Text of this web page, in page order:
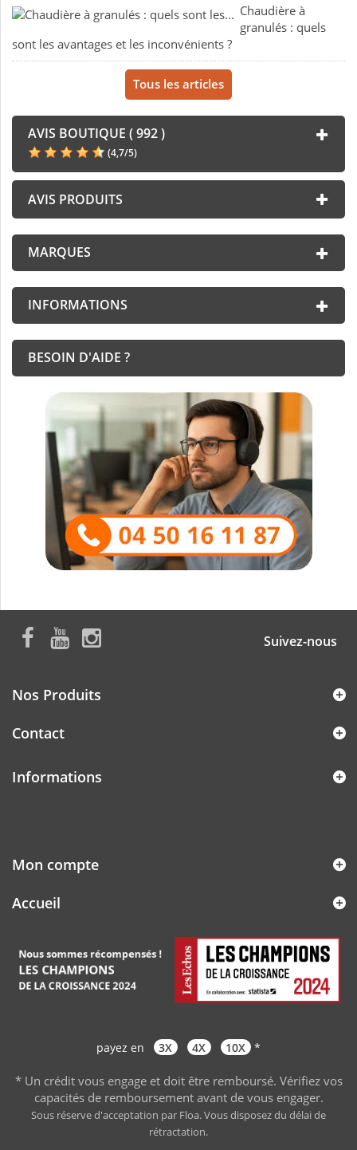
Chaudière à
granulés : quels
sont les avantages et les inconvénients ?
Tous les articles
AVIS BOUTIQUE ( 992 )
(4,7/5)
AVIS PRODUITS
MARQUES
INFORMATIONS
BESOIN D'AIDE ?
Suivez-nous
Nos Produits
Contact
Informations
Mon compte
Accueil
payez en 3X 4X 10X *
* Un crédit vous engage et doit être remboursé. Vérifiez vos
capacités de remboursement avant de vous engager.
Sous réserve d'acceptation par Floa. Vous disposez du délai de
rétractation.